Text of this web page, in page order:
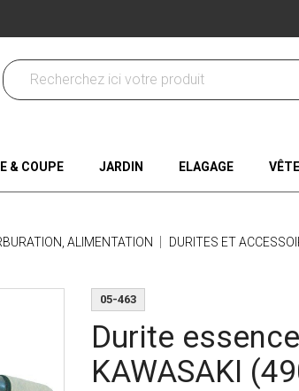
& COUPE JARDIN ELAGAGE
ALIMENTATION DURITES ET
05-463
Durite
KAWASAKI